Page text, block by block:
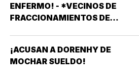
ENFERMO! - *VECINOS DE
FRACCIONAMIENTOS DE
AFECTAN ELEVADORES,
TRATAMIENTOS MÉDICOS Y
¡ACUSAN A DORENHY DE
MOCHAR SUELDO!